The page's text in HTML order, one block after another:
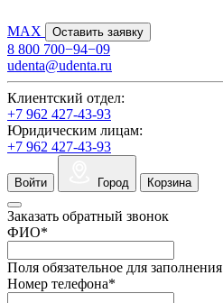
MAX Оставить заявку
8 800 700−94−09
udenta@udenta.ru
Клиентский отдел:
+7 962 427-43-93
Юридическим лицам:
+7 962 427-43-93
Войти Город Корзина
Заказать обратный звонок
ФИО*
Поля обязательное для заполнения
Номер телефона*